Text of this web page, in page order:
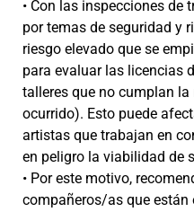
• Con las inspecciones
por temas de seguridad y
riesgo elevado que se
para evaluar las licencias
talleres que no cumplan
ocurrido). Esto puede
artistas que trabajan en
en peligro la viabilidad de
• Por este motivo,
compañeros/as que están